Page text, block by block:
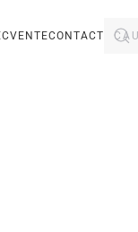
CONTACT